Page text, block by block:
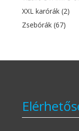
XXL karórák (2)
Zsebórák (67)